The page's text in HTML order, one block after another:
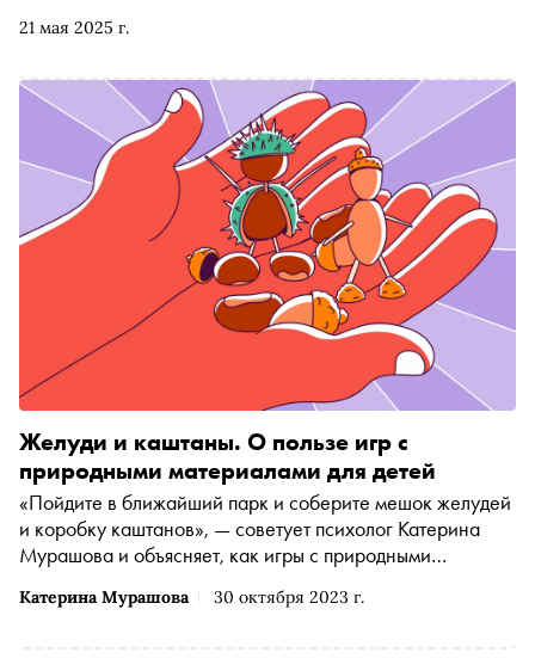
21 мая 2025 г.
кладбища в бывшей столице, что изменилось с приходом
и зеваки
Катерина Мурашова 30 октября 2023 г.
Желуди и каштаны. О пользе игр с
природными материалами для детей
«Пойдите в ближайший парк и соберите мешок желудей
и коробку каштанов», — советует психолог Катерина
Мурашова и объясняет, как игры с природными
мелкую моторику